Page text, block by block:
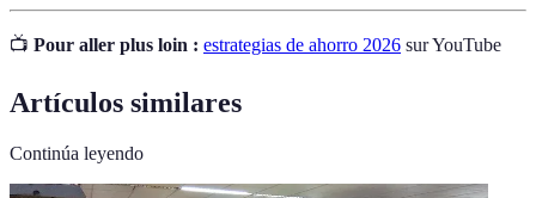
📺 Pour aller plus loin : estrategias de ahorro 2026 sur YouTube
Artículos similares
Continúa leyendo